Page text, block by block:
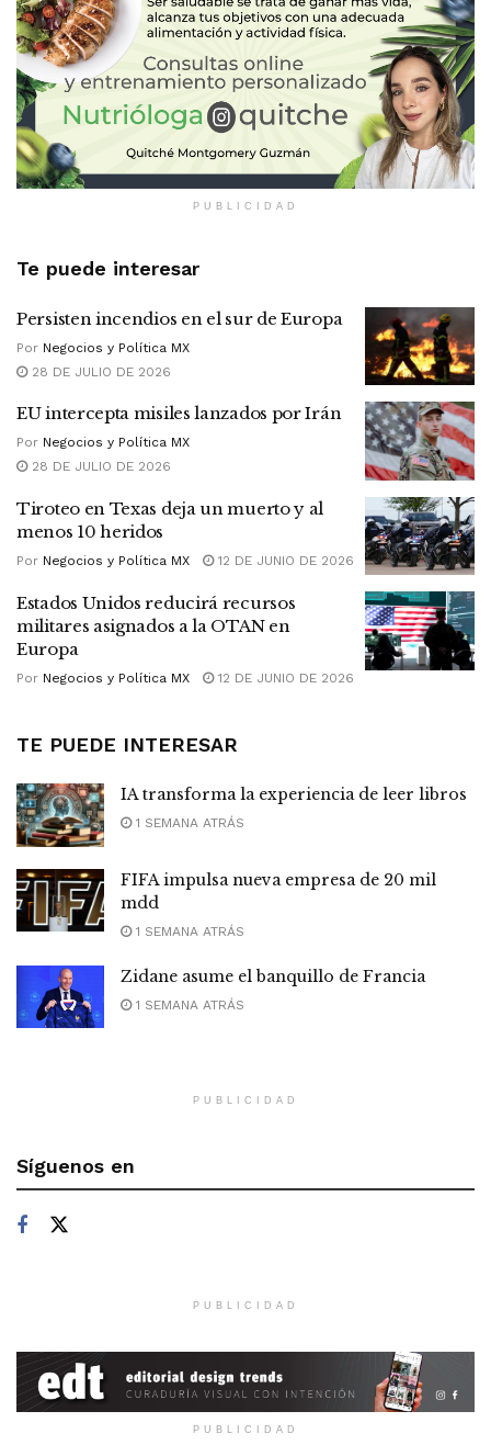
PUBLICIDAD
Te puede interesar
Persisten incendios en el sur de Europa
Por Negocios y Política MX
28 DE JULIO DE 2026
EU intercepta misiles lanzados por Irán
Por Negocios y Política MX
28 DE JULIO DE 2026
Tiroteo en Texas deja un muerto y al
menos 10 heridos
Por Negocios y Política MX 12 DE JUNIO DE 2026
Estados Unidos reducirá recursos
militares asignados a la OTAN en
Europa
Por Negocios y Política MX 12 DE JUNIO DE 2026
TE PUEDE INTERESAR
IA transforma la experiencia de leer libros
1 SEMANA ATRÁS
FIFA impulsa nueva empresa de 20 mil
mdd
1 SEMANA ATRÁS
Zidane asume el banquillo de Francia
1 SEMANA ATRÁS
PUBLICIDAD
Síguenos en
PUBLICIDAD
PUBLICIDAD